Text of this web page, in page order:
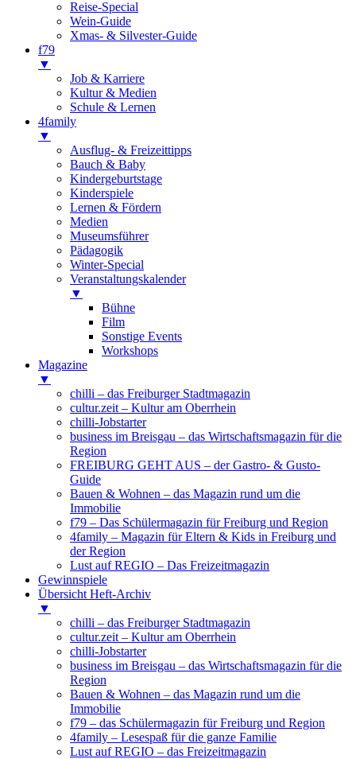
Reise-Special
Wein-Guide
Xmas- & Silvester-Guide
f79
▼
Job & Karriere
Kultur & Medien
Schule & Lernen
4family
▼
Ausflug- & Freizeittipps
Bauch & Baby
Kindergeburtstage
Kinderspiele
Lernen & Fördern
Medien
Museumsführer
Pädagogik
Winter-Special
Veranstaltungskalender
▼
Bühne
Film
Sonstige Events
Workshops
Magazine
▼
chilli – das Freiburger Stadtmagazin
cultur.zeit – Kultur am Oberrhein
chilli-Jobstarter
business im Breisgau – das Wirtschaftsmagazin für die
Region
FREIBURG GEHT AUS – der Gastro- & Gusto-
Guide
Bauen & Wohnen – das Magazin rund um die
Immobilie
f79 – Das Schülermagazin für Freiburg und Region
4family – Magazin für Eltern & Kids in Freiburg und
der Region
Lust auf REGIO – Das Freizeitmagazin
Gewinnspiele
Übersicht Heft-Archiv
▼
chilli – das Freiburger Stadtmagazin
cultur.zeit – Kultur am Oberrhein
chilli-Jobstarter
business im Breisgau – das Wirtschaftsmagazin für die
Region
Bauen & Wohnen – das Magazin rund um die
Immobilie
f79 – das Schülermagazin für Freiburg und Region
4family – Lesespaß für die ganze Familie
Lust auf REGIO – das Freizeitmagazin